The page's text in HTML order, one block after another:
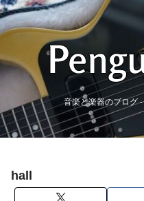
音楽と楽器のブログ
hall